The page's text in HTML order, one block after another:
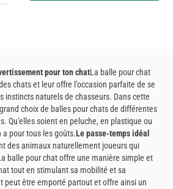
pour ton chatLa balle pour chat
chats et leur offre l'occasion parfaite de se
instincts naturels de chasseurs. Dans cette
choix de balles pour chats de différentes
Qu'elles soient en peluche, en plastique ou
pour tous les goûts.Le passe-temps idéal
des animaux naturellement joueurs qui
balle pour chat offre une manière simple et
tout en stimulant sa mobilité et sa
peut être emporté partout et offre ainsi un